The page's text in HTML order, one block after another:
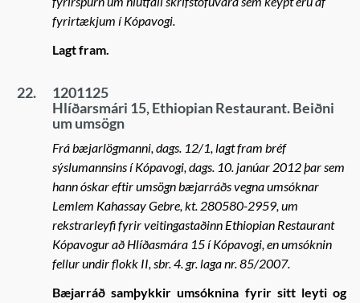
fyrirtækjum í Kópavogi.
Lagt fram.
22.
1201125
Hlíðarsmári 15, Ethiopian Restaurant. Beiðni
um umsögn
Frá bæjarlögmanni, dags. 12/1, lagt fram bréf
sýslumannsins í Kópavogi, dags. 10. janúar 2012 þar sem
hann óskar eftir umsögn bæjarráðs vegna umsóknar
Lemlem Kahassay Gebre, kt. 280580-2959, um
rekstrarleyfi fyrir veitingastaðinn Ethiopian Restaurant
Kópavogur að Hlíðasmára 15 í Kópavogi, en umsóknin
fellur undir flokk II, sbr. 4. gr. laga nr. 85/2007.
Bæjarráð samþykkir umsóknina fyrir sitt leyti og